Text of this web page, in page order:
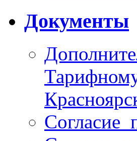
Документы